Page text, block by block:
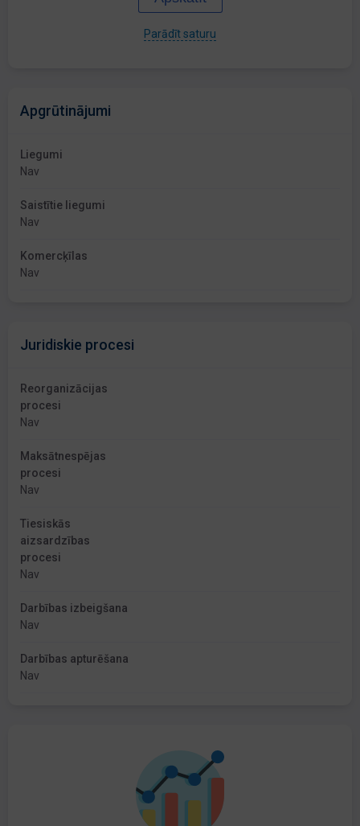
Parādīt saturu
Apgrūtinājumi
Liegumi
Nav
Saistītie liegumi
Nav
Komercķīlas
Nav
Juridiskie procesi
Reorganizācijas
procesi
Nav
Maksātnespējas
procesi
Nav
Tiesiskās
aizsardzības
procesi
Nav
Darbības izbeigšana
Nav
Darbības apturēšana
Nav